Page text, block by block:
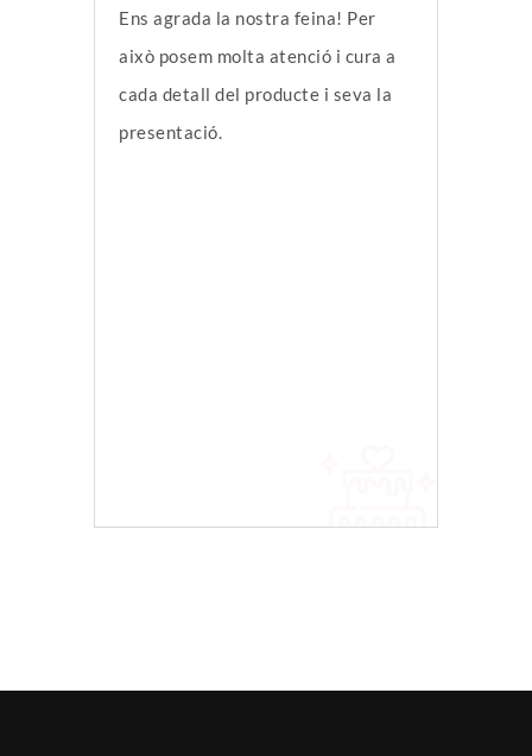
Ens agrada la nostra feina! Per
això posem molta atenció i cura a
cada detall del producte i seva la
presentació.